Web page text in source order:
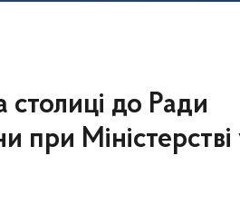
до Ради
при Міністерстві